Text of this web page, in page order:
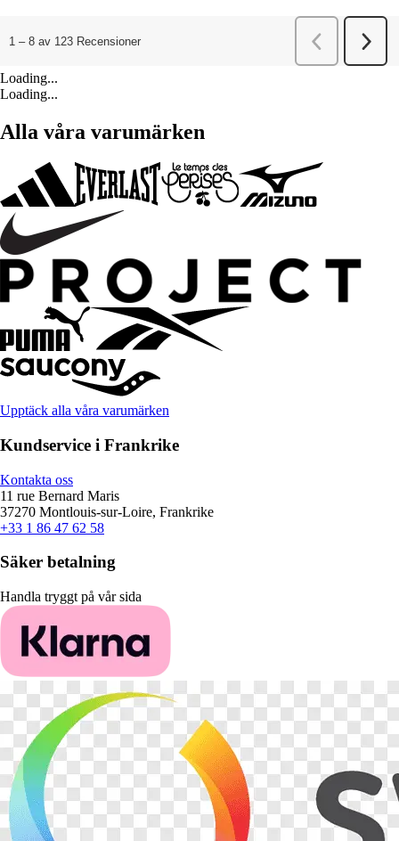
Loading...
Loading...
Alla våra varumärken
Upptäck alla våra varumärken
Kundservice i Frankrike
Kontakta oss
11 rue Bernard Maris
37270 Montlouis-sur-Loire, Frankrike
+33 1 86 47 62 58
Säker betalning
Handla tryggt på vår sida